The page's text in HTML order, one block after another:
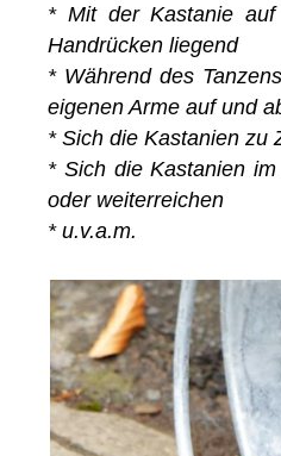
* Mit der Kastanie
Handrücken liegend
* Während des
eigenen Arme auf und
* Sich die Kastanien zu
* Sich die Kastanien
oder weiterreichen
* u.v.a.m.